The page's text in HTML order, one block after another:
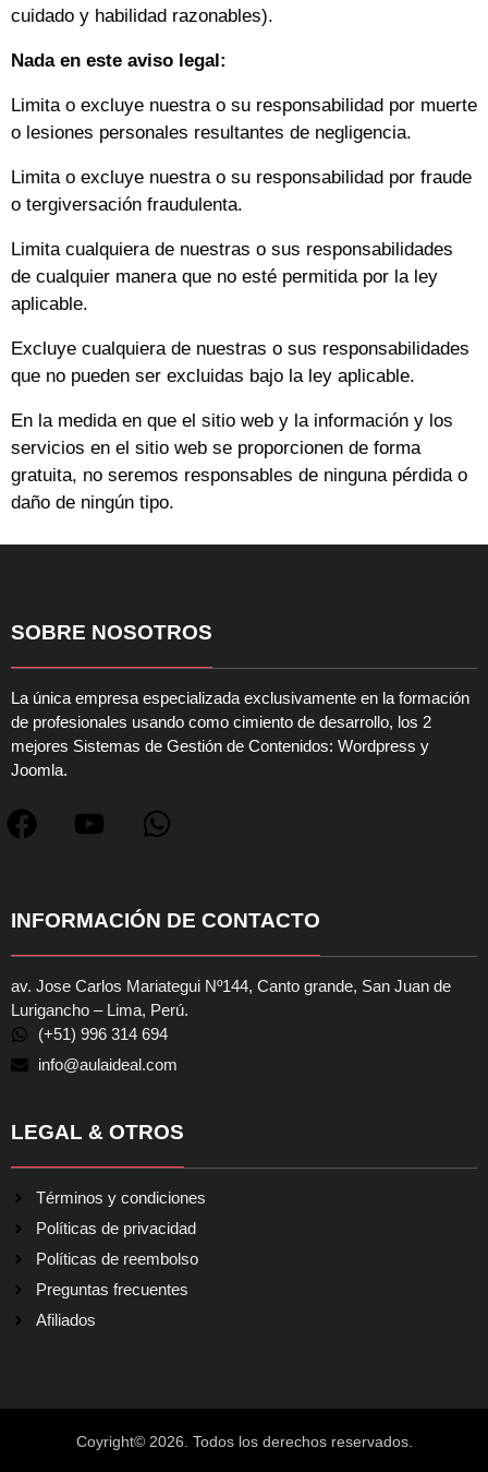
cuidado y habilidad razonables).
Nada en este aviso legal:
Limita o excluye nuestra o su responsabilidad por muerte
o lesiones personales resultantes de negligencia.
Limita o excluye nuestra o su responsabilidad por fraude
o tergiversación fraudulenta.
Limita cualquiera de nuestras o sus responsabilidades
de cualquier manera que no esté permitida por la ley
aplicable.
Excluye cualquiera de nuestras o sus responsabilidades
que no pueden ser excluidas bajo la ley aplicable.
En la medida en que el sitio web y la información y los
servicios en el sitio web se proporcionen de forma
gratuita, no seremos responsables de ninguna pérdida o
daño de ningún tipo.
SOBRE NOSOTROS
La única empresa especializada exclusivamente en la formación
de profesionales usando como cimiento de desarrollo, los 2
mejores Sistemas de Gestión de Contenidos: Wordpress y
Joomla.
INFORMACIÓN DE CONTACTO
av. Jose Carlos Mariategui Nº144, Canto grande, San Juan de
Lurigancho – Lima, Perú.
(+51) 996 314 694
info@aulaideal.com
LEGAL & OTROS
Términos y condiciones
Políticas de privacidad
Políticas de reembolso
Preguntas frecuentes
Afiliados
Coyright© 2026. Todos los derechos reservados.